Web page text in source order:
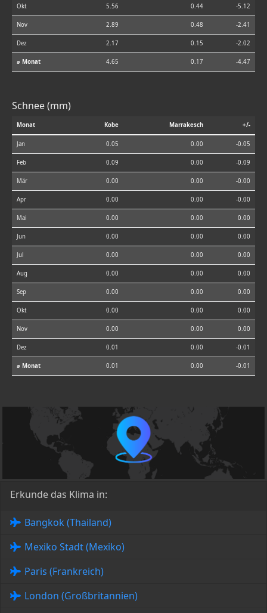
Okt 5.56 0.44 -5.12
Nov 2.89 0.48 -2.41
Dez 2.17 0.15 -2.02
⌀ Monat 4.65 0.17 -4.47
Schnee (mm)
Monat Kobe Marrakesch +/-
Jan 0.05 0.00 -0.05
Feb 0.09 0.00 -0.09
Mär 0.00 0.00 -0.00
Apr 0.00 0.00 -0.00
Mai 0.00 0.00 0.00
Jun 0.00 0.00 0.00
Jul 0.00 0.00 0.00
Aug 0.00 0.00 0.00
Sep 0.00 0.00 0.00
Okt 0.00 0.00 0.00
Nov 0.00 0.00 0.00
Dez 0.01 0.00 -0.01
⌀ Monat 0.01 0.00 -0.01
Erkunde das Klima in:
Bangkok (Thailand)
Mexiko Stadt (Mexiko)
Paris (Frankreich)
London (Großbritannien)